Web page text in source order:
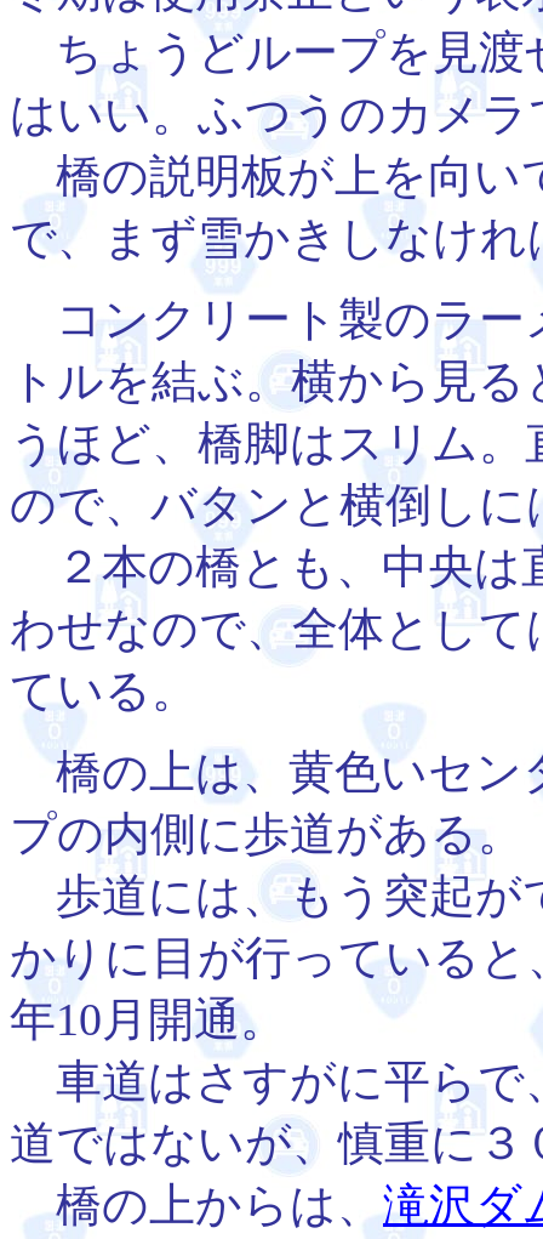
ちょうどループを見渡
はいい。ふつうのカメ
橋の説明板が上を向い
で、まず雪かきしなけ
コンクリート製のラー
トルを結ぶ。横から見
うほど、橋脚はスリム
ので、バタンと横倒し
２本の橋とも、中央は
わせなので、全体とし
ている。
橋の上は、黄色いセン
プの内側に歩道がある。
歩道には、もう突起が
かりに目が行っている
年10月開通。
車道はさすがに平らで
道ではないが、慎重に３
橋の上からは、滝沢ダ